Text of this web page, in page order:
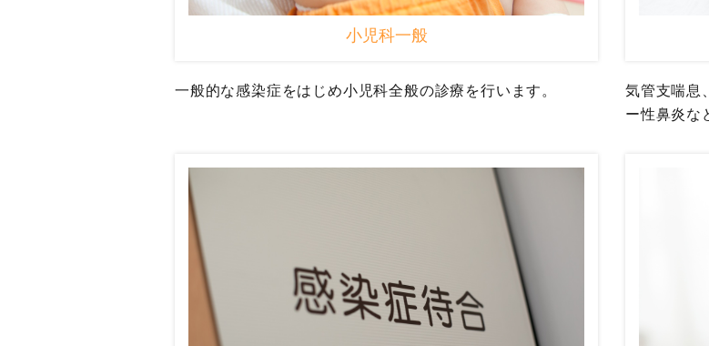
小児科一般
一般的な感染症をはじめ小児科全般の診療を行います。
気管支喘息
ー性鼻炎な